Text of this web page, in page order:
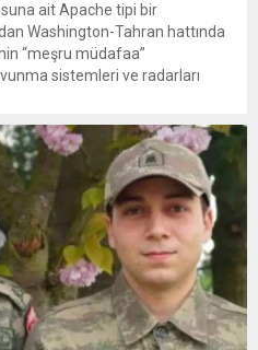
ait Apache tipi bir
Washington-Tahran hattında
“meşru müdafaa”
sistemleri ve radarları
yanıt verileceğini duyurdu....